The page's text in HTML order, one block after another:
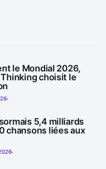
le Mondial 2026,
choisit le
5,4 milliards
chansons liées aux